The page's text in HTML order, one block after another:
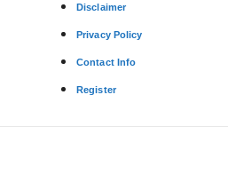
Disclaimer
Privacy Policy
Contact Info
Register